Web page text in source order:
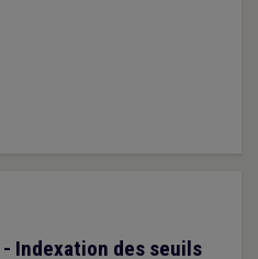
Indexation des seuils